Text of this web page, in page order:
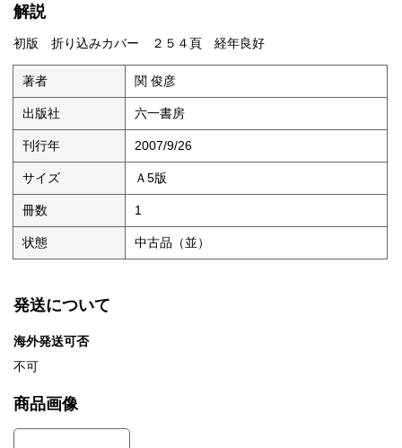
解説
初版 折り込みカバー ２５４頁 経年良好
著者 関 俊彦
出版社 六一書房
刊行年 2007/9/26
サイズ Ａ5版
冊数 1
状態 中古品（並）
発送について
海外発送可否
不可
商品画像